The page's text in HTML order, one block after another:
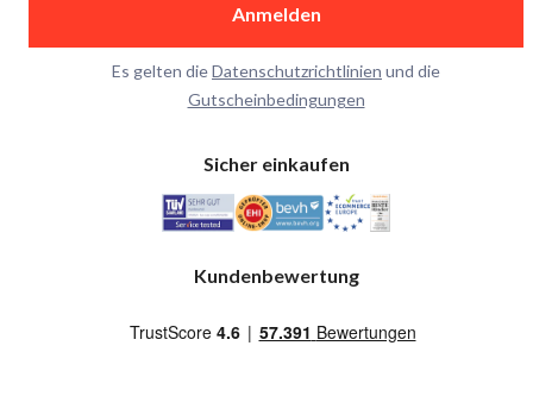
Anmelden
Es gelten dieDatenschutzrichtlinien und die
Gutscheinbedingungen
Sicher einkaufen
Kundenbewertung